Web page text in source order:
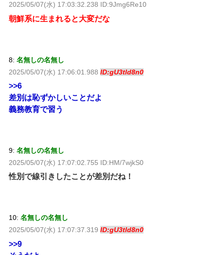
2025/05/07(水) 17:03:32.238 ID:9Jmg6Re10
朝鮮系に生まれると大変だな
8: 名無しの名無し
2025/05/07(水) 17:06:01.988 ID:gU3tld8n0
>>6
差別は恥ずかしいことだよ
義務教育で習う
9: 名無しの名無し
2025/05/07(水) 17:07:02.755 ID:HM/7wjkS0
性別で線引きしたことが差別だね！
10: 名無しの名無し
2025/05/07(水) 17:07:37.319 ID:gU3tld8n0
>>9